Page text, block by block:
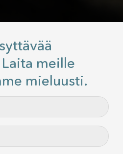
meille
mieluusti.